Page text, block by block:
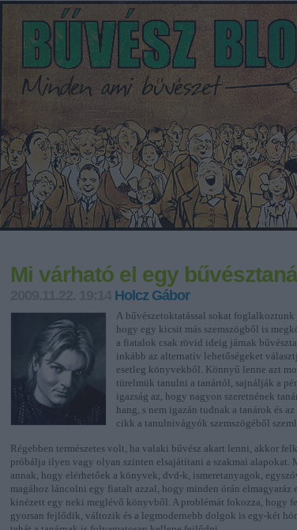
Mi várható el egy
Holcz Gábor
A bűvészetoktatással sokat
hogy egy kicsit más szemszögből is
a fiatalok csak rövid ideig járnak
inkább az alternatív lehetőségeket
esetleg könyvekből. Könnyű lenne azt
türelmük tanulni a tanártól, sajnálják a
igazság az, hogy nagyon szeretnének
hang, s nem igazán tudnak a tanárok és
cikk a tanulnivágyók szemszögéből
Régebben természetes volt, ha valaki bűvész akart lenni, akkor
próbálja ilyen vagy olyan szinten elsajátítani a szakmai alapokat.
annak, hogy elérhetőek a könyvek, dvd-k, ismeretanyagok,
magához láncolni egy fiatalt azzal, hogy minden órán
kinézett egy neki meglévő könyvből. A problémát fokozza, hogy
gyorsan fejlődik, változik és a legmodernebb dolgok is egy-két